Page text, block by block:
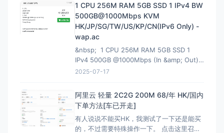
1 CPU 256M RAM 5GB SSD 1 IPv4 BW
500GB@1000Mbps KVM
HK/JP/SG/TW/US/KP/CN(IPv6 Only) -
wap.ac
&nbsp; 1 CPU 256M RAM 5GB SSD 1
IPv4 500GB @1000Mbps (In &amp; Out)
KVM Virtualization 立即购买 &nbsp; HK
2025-07-17
阿里云 轻量 2C2G 200M 68/年 HK/国内
下单方法[车已开走]
有人说说不能买HK，我测试了一下还是能买
的，不过需要特殊操作一下。 点击这里召唤